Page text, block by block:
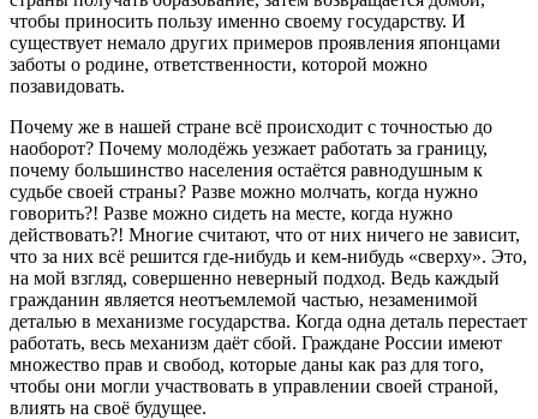
чтобы приносить пользу именно своему государству. И
существует немало других примеров проявления японцами
заботы о родине, ответственности, которой можно
позавидовать.
Почему же в нашей стране всё происходит с точностью до
наоборот? Почему молодёжь уезжает работать за границу,
почему большинство населения остаётся равнодушным к
судьбе своей страны? Разве можно молчать, когда нужно
говорить?! Разве можно сидеть на месте, когда нужно
действовать?! Многие считают, что от них ничего не зависит,
что за них всё решится где-нибудь и кем-нибудь «сверху». Это,
на мой взгляд, совершенно неверный подход. Ведь каждый
гражданин является неотъемлемой частью, незаменимой
деталью в механизме государства. Когда одна деталь перестает
работать, весь механизм даёт сбой. Граждане России имеют
множество прав и свобод, которые даны как раз для того,
чтобы они могли участвовать в управлении своей страной,
влиять на своё будущее.